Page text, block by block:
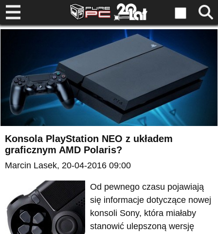
Konsola PlayStation NEO z układem
graficznym AMD Polaris?
Marcin Lasek, 20-04-2016 09:00
Od pewnego czasu pojawiają
się informacje dotyczące nowej
konsoli Sony, która miałaby
stanowić ulepszoną wersję